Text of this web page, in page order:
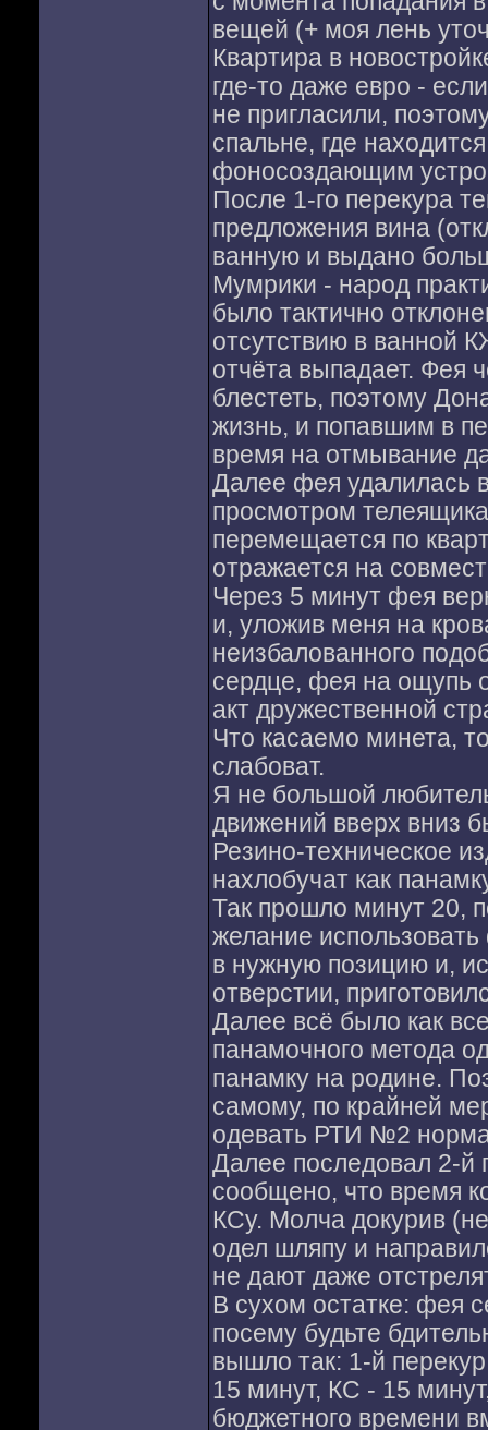
вещей (+ моя лень
Квартира в
где-то даже евро -
не пригласили,
спальне, где
фоносоздающим
После 1-го перекура
предложения вина
ванную и выдано
Мумрики - народ
было тактично
отсутствию в ванной
отчёта выпадает. Фея
блестеть, поэтому
жизнь, и попавшим в
время на отмывание
Далее фея удалилась
просмотром
перемещается по
отражается на
Через 5 минут фея
и, уложив меня на
неизбалованного
сердце, фея на ощупь
акт дружественной
Что касаемо минета,
слабоват.
Я не большой
движений вверх вниз
Резино-техническое
нахлобучат как
Так прошло минут 20,
желание
в нужную позицию и,
отверстии,
Далее всё было как
панамочного метода
панамку на родине.
самому, по крайней
одевать РТИ №2
Далее последовал 2-й
сообщено, что время
КСу. Молча докурив
одел шляпу и
не дают даже
В сухом остатке: фея
посему будьте
вышло так: 1-й
15 минут, КС - 15
бюджетного времени